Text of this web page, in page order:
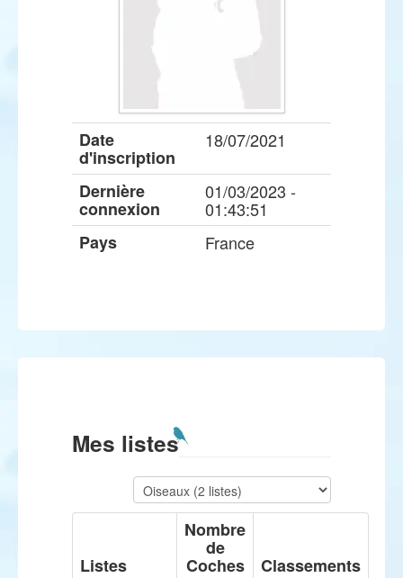
Date
d'inscription
18/07/2021
Dernière
connexion
01/03/2023 -
01:43:51
Pays
France
Mes listes
Listes
Nombre
de
Coches Classements